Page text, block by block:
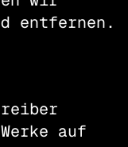
entfernen.
auf